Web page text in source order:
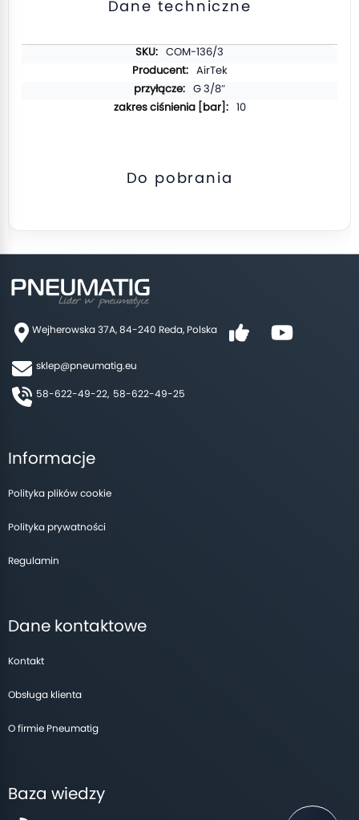
Dane techniczne
COM-136/3
AirTek
G 3/8″
10
Do pobrania
Wejherowska 37A, 84-240 Reda, Polska
sklep@pneumatig.eu
58-622-49-22, 58-622-49-25
Informacje
Polityka plików cookie
Polityka prywatności
Regulamin
Dane kontaktowe
Kontakt
Obsługa klienta
O firmie Pneumatig
Baza wiedzy